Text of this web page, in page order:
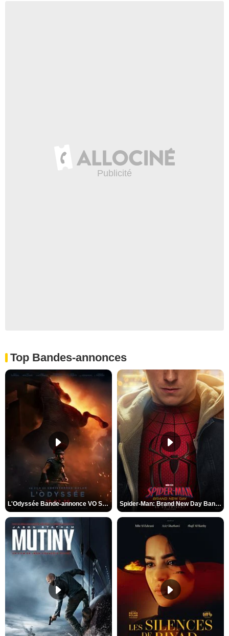
Top Bandes-annonces
L'Odyssée Bande-annonce VO STFR Spider-Man: Brand New Day Bande-annonce VO STFR